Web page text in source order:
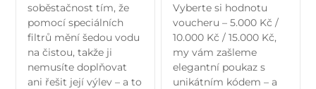
soběstačnost tím, že
pomocí speciálních
filtrů mění šedou vodu
na čistou, takže ji
nemusíte doplňovat
ani řešit její výlev – a to
Vyberte si hodnotu
voucheru – 5.000 Kč /
10.000 Kč / 15.000 Kč,
my vám zašleme
elegantní poukaz s
unikátním kódem – a